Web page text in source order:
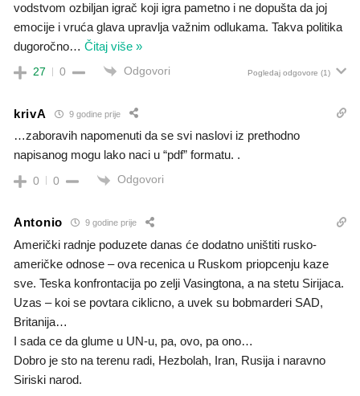
vodstvom ozbiljan igrač koji igra pametno i ne dopušta da joj
emocije i vruća glava upravlja važnim odlukama. Takva politika
dugoročno… Čitaj više »
27 0 Odgovori Pogledaj odgovore (1)
krivA 9 godine prije
…zaboravih napomenuti da se svi naslovi iz prethodno
napisanog mogu lako naci u “pdf” formatu. .
0 0 Odgovori
Antonio 9 godine prije
Američki radnje poduzete danas će dodatno uništiti rusko-
američke odnose – ova recenica u Ruskom priopcenju kaze
sve. Teska konfrontacija po zelji Vasingtona, a na stetu Sirijaca.
Uzas – koi se povtara ciklicno, a uvek su bobmarderi SAD,
Britanija…
I sada ce da glume u UN-u, pa, ovo, pa ono…
Dobro je sto na terenu radi, Hezbolah, Iran, Rusija i naravno
Siriski narod.